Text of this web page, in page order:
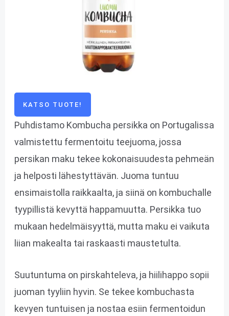
KATSO TUOTE!
Puhdistamo Kombucha persikka on Portugalissa
valmistettu fermentoitu teejuoma, jossa
persikan maku tekee kokonaisuudesta pehmeän
ja helposti lähestyttävän. Juoma tuntuu
ensimaistolla raikkaalta, ja siinä on kombuchalle
tyypillistä kevyttä happamuutta. Persikka tuo
mukaan hedelmäisyyttä, mutta maku ei vaikuta
liian makealta tai raskaasti maustetulta.
Suutuntuma on pirskahteleva, ja hiilihappo sopii
juoman tyyliin hyvin. Se tekee kombuchasta
kevyen tuntuisen ja nostaa esiin fermentoidun